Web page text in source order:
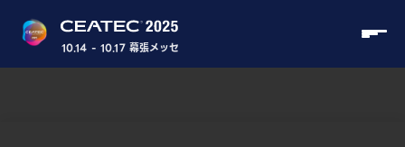
10.14 - 10.17 幕張メッセ